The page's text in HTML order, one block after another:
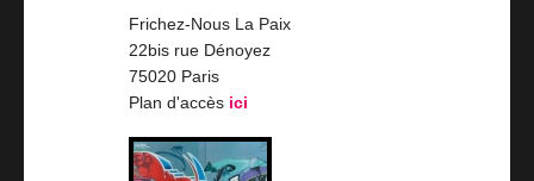
Frichez-Nous La Paix
22bis rue Dénoyez
75020 Paris
Plan d'accès ici